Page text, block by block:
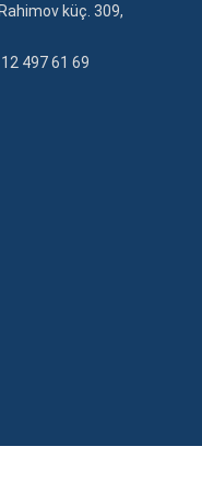
küç. 309,
497 61 69